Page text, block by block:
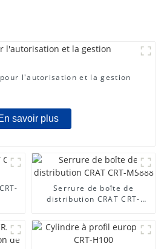
l'autorisation et la gestion
savoir plus
Serrure de boîte de
distribution CRAT CRT-